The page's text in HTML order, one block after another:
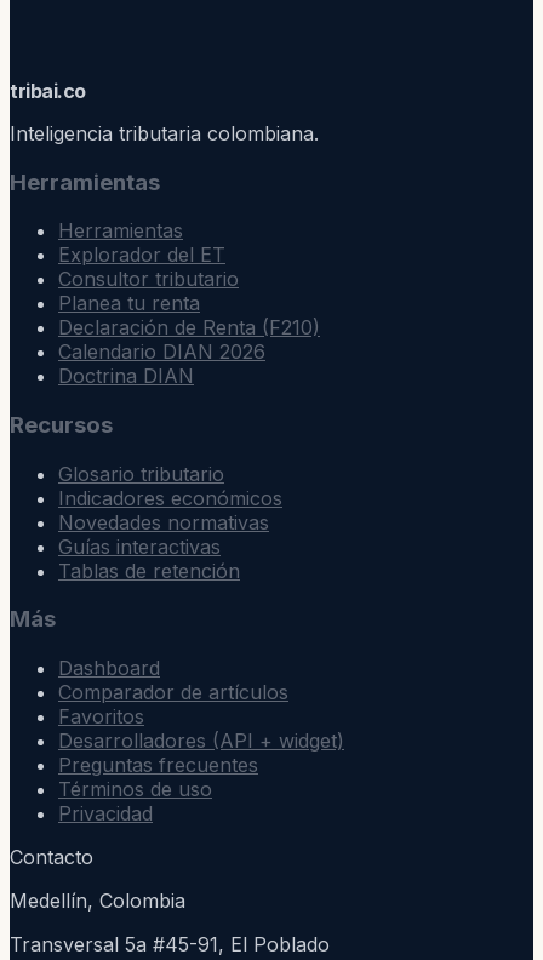
tribai.co
Inteligencia tributaria colombiana.
Herramientas
Herramientas
Explorador del ET
Consultor tributario
Planea tu renta
Declaración de Renta (F210)
Calendario DIAN 2026
Doctrina DIAN
Recursos
Glosario tributario
Indicadores económicos
Novedades normativas
Guías interactivas
Tablas de retención
Más
Dashboard
Comparador de artículos
Favoritos
Desarrolladores (API + widget)
Preguntas frecuentes
Términos de uso
Privacidad
Contacto
Medellín, Colombia
Transversal 5a #45-91, El Poblado